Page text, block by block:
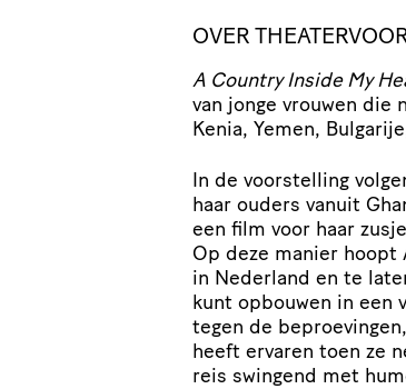
OVER
A Country Inside My
van jonge vrouwen die
Kenia, Yemen,
In de voorstelling
haar ouders vanuit
een film voor haar
Op deze manier hoopt
in Nederland en te
kunt opbouwen in een
tegen de
heeft ervaren toen ze
reis swingend met